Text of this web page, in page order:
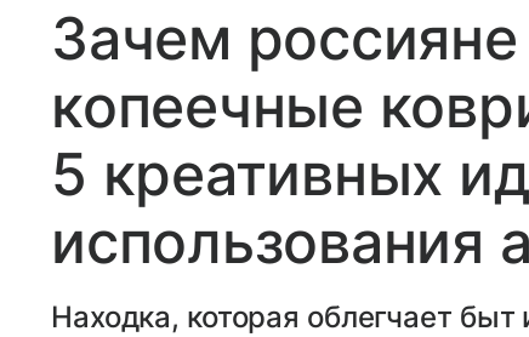
Зачем
копеечные
5 креативных
использования
Находка, которая облегчает